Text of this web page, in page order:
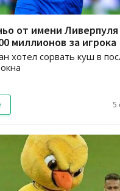
от имени
миллионов за игрока
хотел сорвать куш в
5